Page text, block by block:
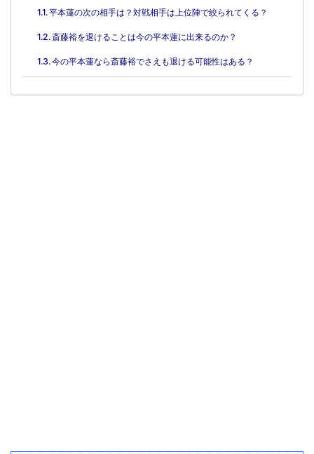
平本蓮の次の相手は？対戦相手は上位陣で絞られてくる？
斎藤裕を退けることは今の平本蓮に出来るのか？
今の平本蓮なら斎藤裕でさえも退ける可能性はある？